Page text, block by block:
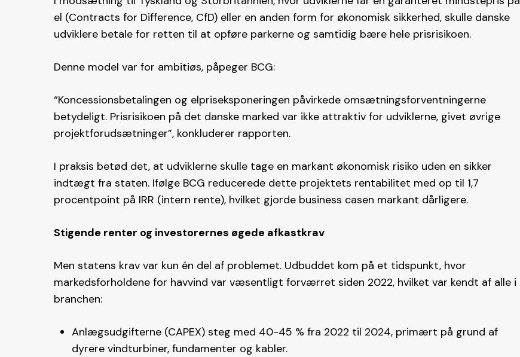
el (Contracts for Difference, CfD) eller en anden form for økonomisk sikkerhed, skulle danske
udviklere betale for retten til at opføre parkerne og samtidig bære hele prisrisikoen.
Denne model var for ambitiøs, påpeger BCG:
“Koncessionsbetalingen og elpriseksponeringen påvirkede omsætningsforventningerne
betydeligt. Prisrisikoen på det danske marked var ikke attraktiv for udviklerne, givet øvrige
projektforudsætninger”, konkluderer rapporten​.
I praksis betød det, at udviklerne skulle tage en markant økonomisk risiko uden en sikker
indtægt fra staten. Ifølge BCG reducerede dette projektets rentabilitet med op til 1,7
procentpoint på IRR (intern rente), hvilket gjorde business casen markant dårligere​.
Stigende renter og investorernes øgede afkastkrav
Men statens krav var kun én del af problemet. Udbuddet kom på et tidspunkt, hvor
markedsforholdene for havvind var væsentligt forværret siden 2022, hvilket var kendt af alle i
branchen:
Anlægsudgifterne (CAPEX) steg med 40-45 % fra 2022 til 2024, primært på grund af
dyrere vindturbiner, fundamenter og kabler.